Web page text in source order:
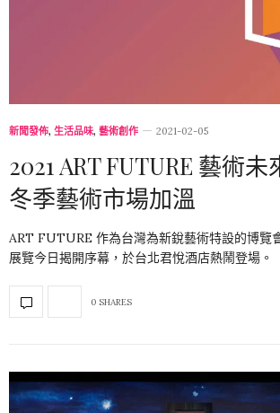
新聞發佈, 生活品味, 藝術創作 2021-02-05
2021 ART FUTURE 藝術
冬季藝術市場加溫
ART FUTURE 作為台灣為新銳藝術特設的博覽
展覽今日揭開序幕，於台北君悅酒店熱鬧登場。
0 SHARES